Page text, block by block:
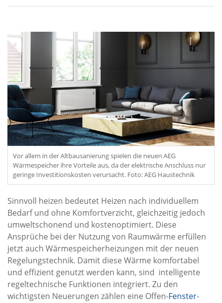
Vor allem in der Altbausanierung spielen die neuen AEG
Wärmespeicher ihre Vorteile aus, da der elektrische Anschluss nur
geringe Investitionskosten verursacht. Foto: AEG Haustechnik
Sinnvoll heizen bedeutet Heizen nach individuellem
Bedarf und ohne Komfortverzicht, gleichzeitig jedoch
umweltschonend und kostenoptimiert. Diese
Ansprüche bei der Nutzung von Raumwärme erfüllen
jetzt auch Wärmespeicherheizungen mit der neuen
Regelungstechnik. Damit diese Wärme komfortabel
und effizient genutzt werden kann, sind intelligente
regeltechnische Funktionen integriert. Zu den
wichtigsten Neuerungen zählen eine Offen-Fenster-